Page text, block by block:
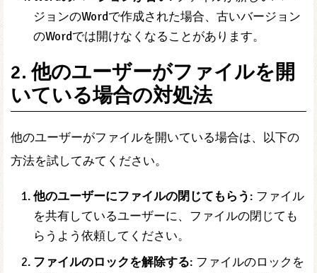
ジョンのWordで作成された場合、古いバージョン
のWordでは開けなくなることがあります。
2. 他のユーザーがファイルを開
いている場合の対処法
他のユーザーがファイルを開いている場合は、以下の
方法を試してみてください。
他のユーザーにファイルの閉じてもらう: ファイル
を共有しているユーザーに、ファイルの閉じても
らうよう依頼してください。
ファイルのロックを解除する: ファイルのロックを